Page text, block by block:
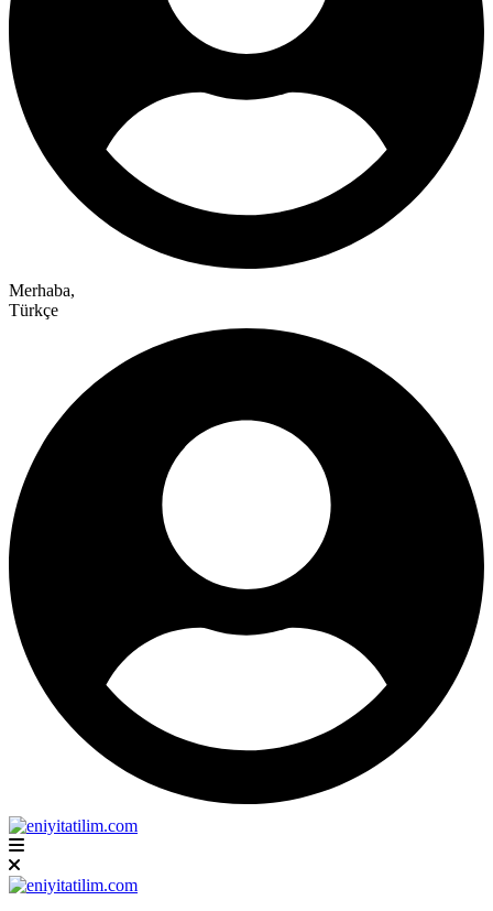
Merhaba,
Türkçe